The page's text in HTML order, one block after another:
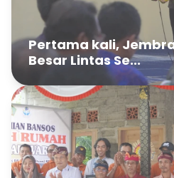
Pertama kali,
Besar Lintas Se...